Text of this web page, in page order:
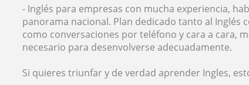
- Inglés para empresas con mucha experiencia,
panorama nacional. Plan dedicado tanto al
como conversaciones por teléfono y cara a cara,
necesario para desenvolverse adecuadamente.
Si quieres triunfar y de verdad aprender Ingles,